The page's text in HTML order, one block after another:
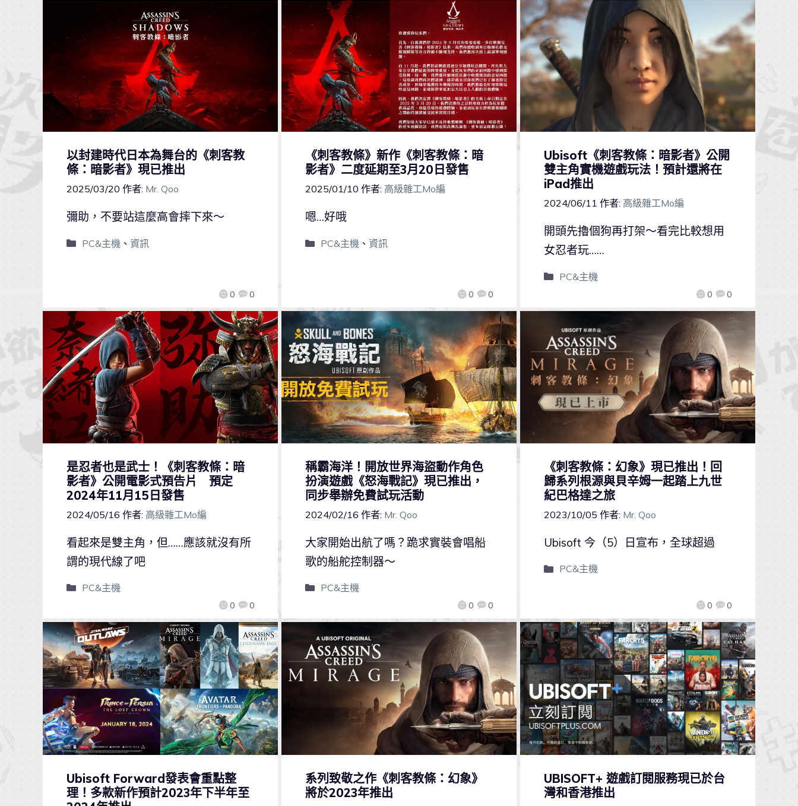
以封建時代日本為舞台的《刺客教
條：暗影者》現已推出
2025/03/20 作者: Mr. Qoo
0 0
彌助，不要站這麼高會摔下來～
PC&主機 、 資訊
《刺客教條》新作《刺客教條：暗
影者》二度延期至3月20日發售
2025/01/10 作者: 高級雜工Mo編
0 0
嗯…好哦
PC&主機 、 資訊
Ubisoft《刺客教條：暗影者》公開
雙主角實機遊戲玩法！預計還將在
iPad推出
2024/06/11 作者: 高級雜工Mo編
0 0
開頭先擼個狗再打架～看完比較想用
女忍者玩……
PC&主機
是忍者也是武士！《刺客教條：暗
影者》公開電影式預告片 預定
2024年11月15日發售
2024/05/16 作者: 高級雜工Mo編
0 0
看起來是雙主角，但……應該就沒有所
謂的現代線了吧
PC&主機
稱霸海洋！開放世界海盜動作角色
扮演遊戲《怒海戰記》現已推出，
同步舉辦免費試玩活動
2024/02/16 作者: Mr. Qoo
0 0
大家開始出航了嗎？跪求實裝會唱船
歌的船舵控制器～
PC&主機
《刺客教條：幻象》現已推出！回
歸系列根源與貝辛姆一起踏上九世
紀巴格達之旅
2023/10/05 作者: Mr. Qoo
0 0
Ubisoft 今（5）日宣布，全球超過
PC&主機
Ubisoft Forward發表會重點整
理！多款新作預計2023年下半年至
系列致敬之作《刺客教條：幻象》
將於2023年推出
UBISOFT+ 遊戲訂閱服務現已於台
灣和香港推出